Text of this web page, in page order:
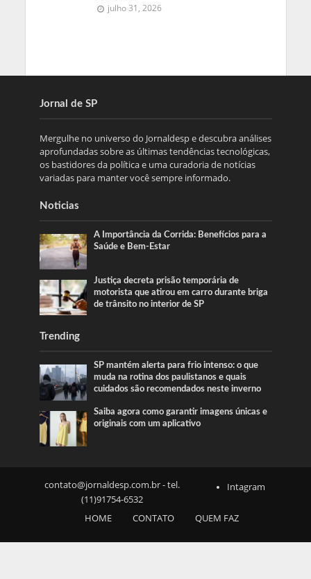
julho 31, 2026
Jornal de SP
Mergulhe no universo do Jornaldesp e descubra análises
aprofundadas sobre as últimas tendências tecnológicas,
os bastidores da política e uma curadoria de notícias
variadas para manter você sempre informado.
Noticias
A Importância da Corrida: Benefícios para a
Saúde e Bem-Estar
Justiça decreta prisão temporária de
motorista que atirou em carro durante briga
de trânsito no interior de SP
Trending
SP mantém alerta para frio intenso: o que
muda na rotina dos paulistanos e quais
cuidados são recomendados neste inverno
Saiba agora como garantir imagens únicas e
originais com um aplicativo
contato@jornaldesp.com.br- tel.
(11)91754-6532
Intagram
HOME CONTATO QUEM FAZ